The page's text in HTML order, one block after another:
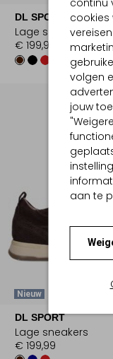
cookies
volgen
jouw
aan te
DL SPORT
Lage sneakers
€ 199,99
Nieuw
DL SPORT
Lage sneakers
€ 199,99